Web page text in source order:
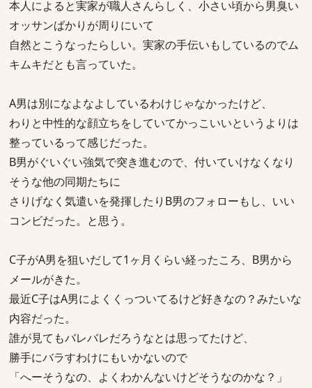
本人によると実家が職人さんらしく、小さい頃から男臭い
オッサンばかりが周りにいて
自然とこうなったらしい。実家の手伝いもしているのでム
キムキだとも言っていた。
A男は別になよなよしているわけじゃなかったけど、
わりと中性的な顔立ちをしていてかっこいいというよりは
整っているって感じだった。
B男がぐいぐい強気で突き進むので、付いていけなくなり
そうな他の同期たちに
さりげなく気遣いを発揮したりB男のフォローもし、いい
コンビだった。と思う。
C子がA男を狙いだして1ヶ月くらい経ったころ、B男から
メールがきた。
最近C子はA男によくくっついてるけど好きなの？みたいな
内容だった。
誰が見てもバレバレだろうなとは思ってたけど、
勝手にバラすわけにもいかないので
「へーそうなの、よくわかんないけどそうなのかな？」